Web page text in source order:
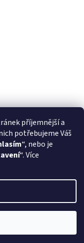
příjemnější a
potřebujeme Váš
“, nebo je
“. Více
18ti let pomocí
také ověřeno, zda
práva vyhrazena.